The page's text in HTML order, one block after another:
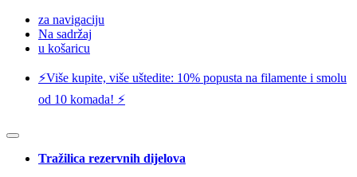
za navigaciju
Na sadržaj
u košaricu
⚡️Više kupite, više uštedite: 10% popusta na filamente i smolu
od 10 komada! ⚡️
Tražilica rezervnih dijelova